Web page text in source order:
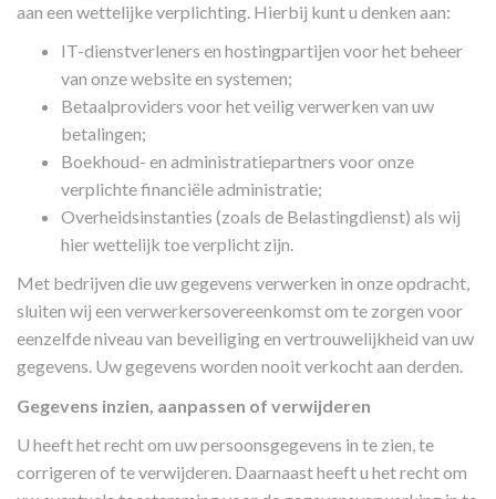
aan een wettelijke verplichting. Hierbij kunt u denken aan:
IT-dienstverleners en hostingpartijen voor het beheer
van onze website en systemen;
Betaalproviders voor het veilig verwerken van uw
betalingen;
Boekhoud- en administratiepartners voor onze
verplichte financiële administratie;
Overheidsinstanties (zoals de Belastingdienst) als wij
hier wettelijk toe verplicht zijn.
Met bedrijven die uw gegevens verwerken in onze opdracht,
sluiten wij een verwerkersovereenkomst om te zorgen voor
eenzelfde niveau van beveiliging en vertrouwelijkheid van uw
gegevens. Uw gegevens worden nooit verkocht aan derden.
Gegevens inzien, aanpassen of verwijderen
U heeft het recht om uw persoonsgegevens in te zien, te
corrigeren of te verwijderen. Daarnaast heeft u het recht om